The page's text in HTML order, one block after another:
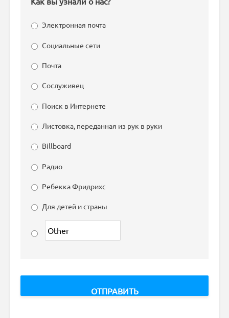
Электронная почта
Социальные сети
Почта
Сослуживец
Поиск в Интернете
Листовка, переданная из рук в руки
Billboard
Радио
Ребекка Фридрихс
Для детей и страны